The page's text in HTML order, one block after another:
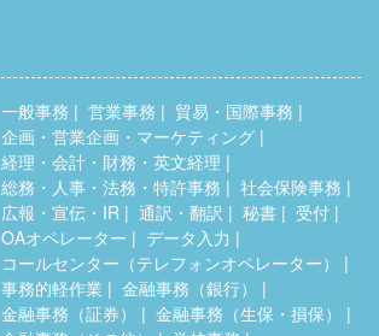
一般事務 営業事務
貿易・国際事務
企画・営業企画・マーケティング
経理・会計・財務・英文経理
総務・人事・法務・特許事務
社会保険事務
広報・宣伝・IR
通訳・翻訳 秘書
受付
OAオペレーター
データ入力
コールセンター（テレフォンオペレーター）
事務的軽作業
金融事務（銀行）
金融事務（証券）
金融事務（生保・損保）